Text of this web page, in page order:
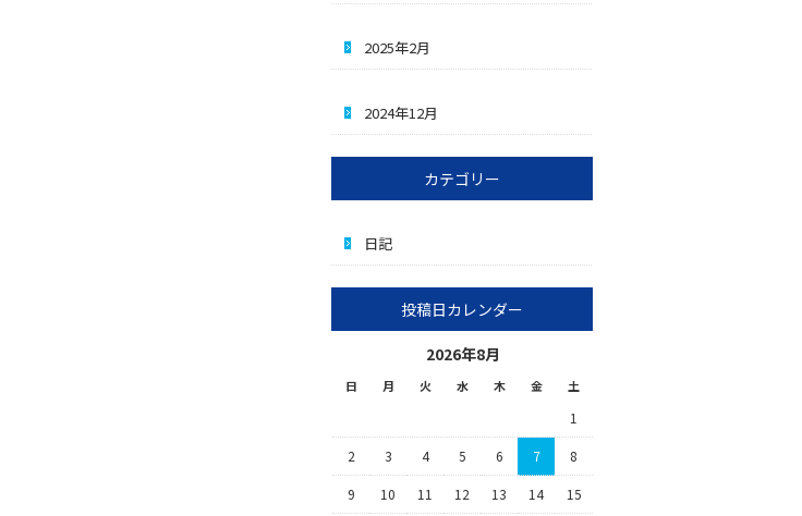
2025年2月
2024年12月
カテゴリー
日記
投稿日カレンダー
2026年8月
日 月 火 水 木 金 土
1
2 3 4 5 6 7 8
9 10 11 12 13 14 15